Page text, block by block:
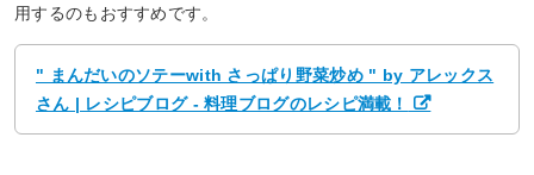
用するのもおすすめです。
" まんだいのソテーwith さっぱり野菜炒め " by アレックス
さん | レシピブログ - 料理ブログのレシピ満載！